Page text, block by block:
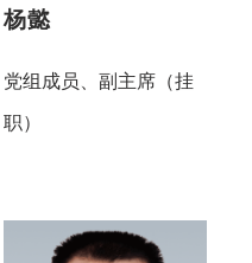
杨懿
党组成员、副主席（挂
职）